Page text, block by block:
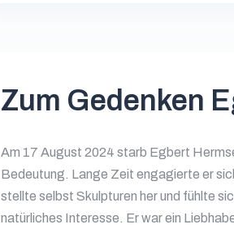
Zum Gedenken
Am 17 August 2024 starb Egbert
Bedeutung. Lange Zeit engagierte er
stellte selbst Skulpturen her und fühlte
natürliches Interesse. Er war ein